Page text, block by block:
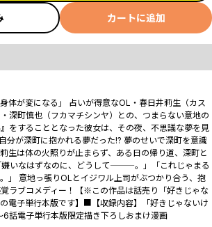
カートに追加
体が変になる――」 占いが得意なOL・春日井莉生（カス
深町慎也（フカマチシンヤ）との、つまらない意地の
をすることとなった彼女は、その夜、不思議な夢を見
が深町に抱かれる夢だった!? 夢のせいで深町を意識
生は体の火照りが止まらず、ある日の帰り道、深町と
いなはずなのに、どうして―――。」「これじゃまる
」 意地っ張りOLとイジワル上司がぶつかり合う、抱
ラブコメディー！【※この作品は話売り「好きじゃな
電子単行本版です】■【収録内容】「好きじゃないけ
6話電子単行本版限定描き下ろしおまけ漫画